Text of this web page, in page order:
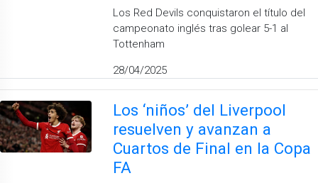
Los Red Devils conquistaron el título del
campeonato inglés tras golear 5-1 al
Tottenham
28/04/2025
Los ‘niños’ del Liverpool
resuelven y avanzan a
Cuartos de Final en la Copa
FA